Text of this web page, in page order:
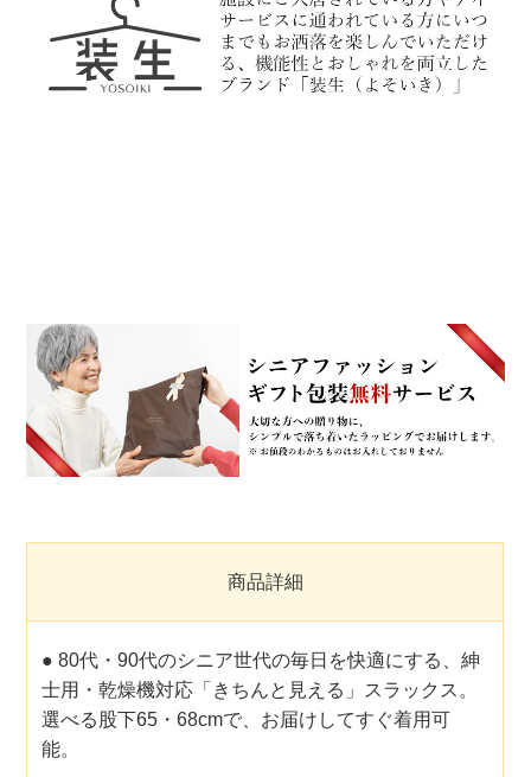
商品詳細
● 80代・90代のシニア世代の毎日を快適にする、紳
士用・乾燥機対応「きちんと見える」スラックス。
選べる股下65・68cmで、お届けしてすぐ着用可
能。